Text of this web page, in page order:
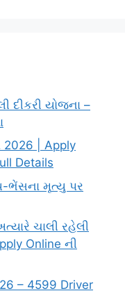
દીકરી યોજના –
2026 | Apply
Details
ભેંસના મૃત્યુ પર
ચાલી રહેલી
Online ની
– 4599 Driver